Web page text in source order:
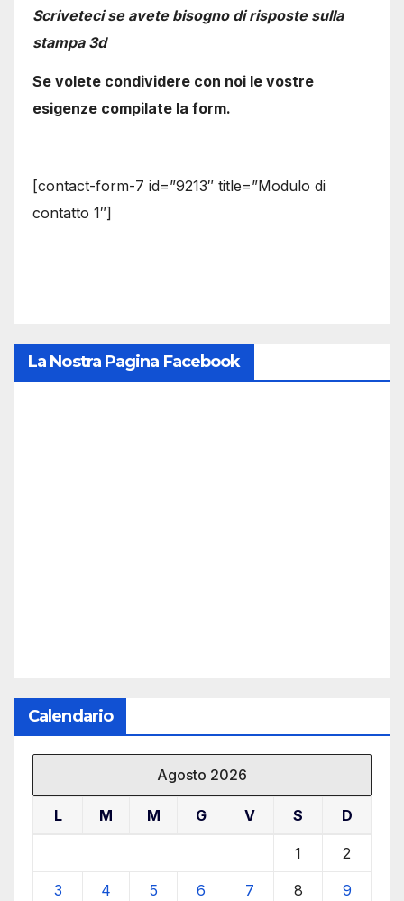
Scriveteci se avete bisogno di risposte sulla
stampa 3d
Se volete condividere con noi le vostre
esigenze compilate la form.
[contact-form-7 id=”9213″ title=”Modulo di
contatto 1″]
La Nostra Pagina Facebook
Calendario
Agosto 2026
L M M G V S D
1 2
3 4 5 6 7 8 9